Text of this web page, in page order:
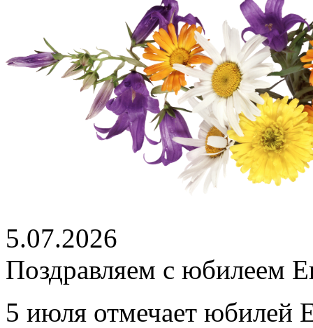
5.07.2026
Поздравляем с юбилеем
5 июля отмечает юбилей